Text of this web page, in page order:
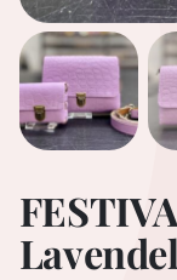
Lavendel